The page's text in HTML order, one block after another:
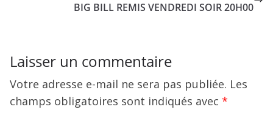
BIG BILL REMIS VENDREDI SOIR 20H00
Laisser un commentaire
Votre adresse e-mail ne sera pas publiée. Les
champs obligatoires sont indiqués avec *